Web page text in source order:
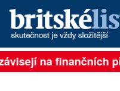
PŘIHLÁSIT
na finančních